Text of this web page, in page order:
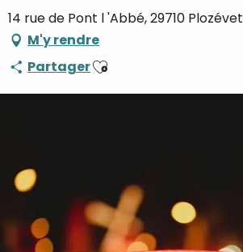
14 rue de Pont l 'Abbé, 29710 Plozévet
M'y rendre
PartagerAjouter aux favoris